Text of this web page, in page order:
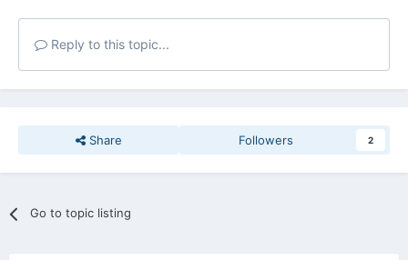
Reply to this topic...
Share Followers 2
Go to topic listing